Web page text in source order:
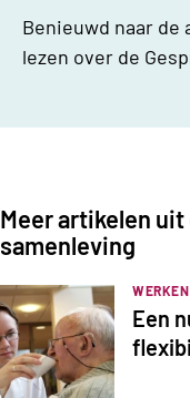
Benieuwd naar
lezen over de
Meer artikelen
samenleving
WERKEN
Een